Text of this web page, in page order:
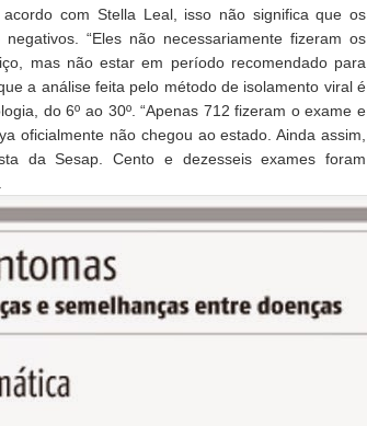
com Stella Leal, isso não significa que os
“Eles não necessariamente fizeram os
mas não estar em período recomendado para
a análise feita pelo método de isolamento viral é
do 6º ao 30º. “Apenas 712 fizeram o exame e
oficialmente não chegou ao estado. Ainda assim,
da Sesap. Cento e dezesseis exames foram